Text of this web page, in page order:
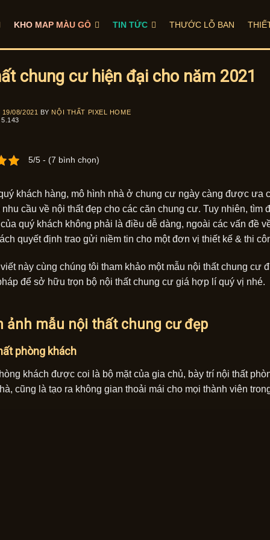
KHO MAP MÀU GỖ TIN TỨC THƯỚC LỖ BAN
chung cư hiện đại cho năm 2021
19/08/2021 BY NỘI THẤT PIXEL HOME
5.143
5/5 - (7 bình chọn)
khách hàng, mô hình nhà ở chung cư ngày càng được ưa
nhu cầu về nội thất đẹp cho các căn chung cư. Tuy nhiên,
quý khách không phải là điều dễ dàng, ngoài các vấn đề
quyết định trao gửi niềm tin cho một đơn vị thiết kế & thi
này cùng chúng tôi tham khảo một mẫu nội thất chung cư
để sở hữu trọn bộ nội thất chung cư giá hợp lí quý vị nhé.
ảnh mẫu nội thất chung cư đẹp
phòng khách
khách được coi là bộ mặt của gia chủ, bày trí nội thất
cũng là tạo ra không gian thoải mái cho mọi thành viên